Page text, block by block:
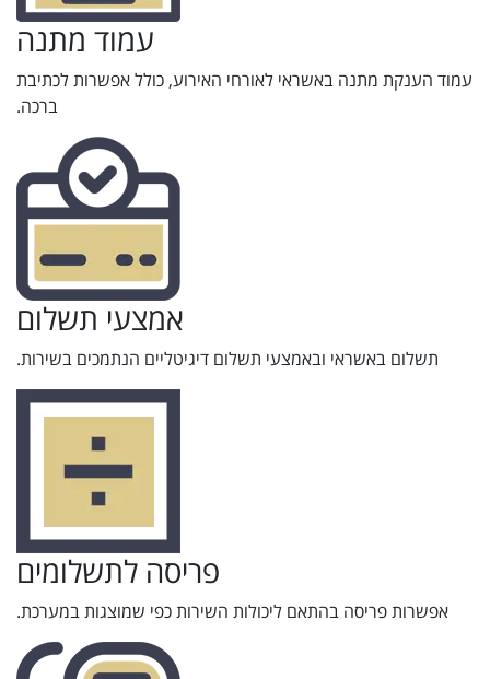
עמוד מתנה
עמוד הענקת מתנה באשראי לאורחי האירוע, כולל אפשרות לכתיבת
ברכה.
אמצעי תשלום
תשלום באשראי ובאמצעי תשלום דיגיטליים הנתמכים בשירות.
פריסה לתשלומים
אפשרות פריסה בהתאם ליכולות השירות כפי שמוצגות במערכת.